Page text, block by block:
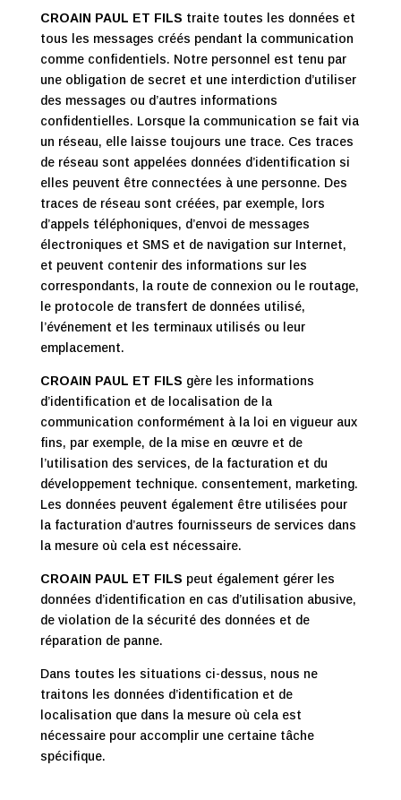
CROAIN PAUL ET FILS traite toutes les données et
tous les messages créés pendant la communication
comme confidentiels. Notre personnel est tenu par
une obligation de secret et une interdiction d’utiliser
des messages ou d’autres informations
confidentielles. Lorsque la communication se fait via
un réseau, elle laisse toujours une trace. Ces traces
de réseau sont appelées données d’identification si
elles peuvent être connectées à une personne. Des
traces de réseau sont créées, par exemple, lors
d’appels téléphoniques, d’envoi de messages
électroniques et SMS et de navigation sur Internet,
et peuvent contenir des informations sur les
correspondants, la route de connexion ou le routage,
le protocole de transfert de données utilisé,
l’événement et les terminaux utilisés ou leur
emplacement.
CROAIN PAUL ET FILS gère les informations
d’identification et de localisation de la
communication conformément à la loi en vigueur aux
fins, par exemple, de la mise en œuvre et de
l’utilisation des services, de la facturation et du
développement technique. consentement, marketing.
Les données peuvent également être utilisées pour
la facturation d’autres fournisseurs de services dans
la mesure où cela est nécessaire.
CROAIN PAUL ET FILS peut également gérer les
données d’identification en cas d’utilisation abusive,
de violation de la sécurité des données et de
réparation de panne.
Dans toutes les situations ci-dessus, nous ne
traitons les données d’identification et de
localisation que dans la mesure où cela est
nécessaire pour accomplir une certaine tâche
spécifique.